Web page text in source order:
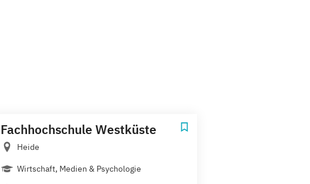
Fachhochschule Westküste
Heide
Wirtschaft, Medien & Psychologie